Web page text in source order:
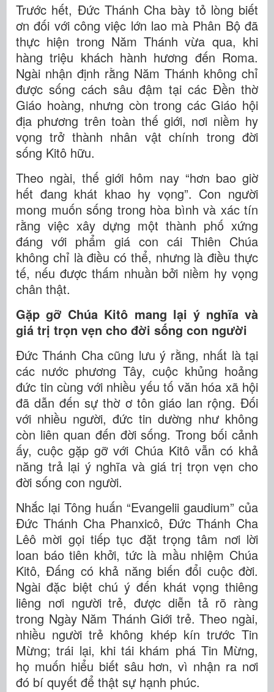
Trước hết, Đức Thánh Cha bày tỏ lòng biết
ơn đối với công việc lớn lao mà Phân Bộ đã
thực hiện trong Năm Thánh vừa qua, khi
hàng triệu khách hành hương đến Roma.
Ngài nhận định rằng Năm Thánh không chỉ
được sống cách sâu đậm tại các Đền thờ
Giáo hoàng, nhưng còn trong các Giáo hội
địa phương trên toàn thế giới, nơi niềm hy
vọng trở thành nhân vật chính trong đời
sống Kitô hữu.
Theo ngài, thế giới hôm nay “hơn bao giờ
hết đang khát khao hy vọng”. Con người
mong muốn sống trong hòa bình và xác tín
rằng việc xây dựng một thành phố xứng
đáng với phẩm giá con cái Thiên Chúa
không chỉ là điều có thể, nhưng là điều thực
tế, nếu được thấm nhuần bởi niềm hy vọng
chân thật.
Gặp gỡ Chúa Kitô mang lại ý nghĩa và
giá trị trọn vẹn cho đời sống con người
Đức Thánh Cha cũng lưu ý rằng, nhất là tại
các nước phương Tây, cuộc khủng hoảng
đức tin cùng với nhiều yếu tố văn hóa xã hội
đã dẫn đến sự thờ ơ tôn giáo lan rộng. Đối
với nhiều người, đức tin dường như không
còn liên quan đến đời sống. Trong bối cảnh
ấy, cuộc gặp gỡ với Chúa Kitô vẫn có khả
năng trả lại ý nghĩa và giá trị trọn vẹn cho
đời sống con người.
Nhắc lại Tông huấn “Evangelii gaudium” của
Đức Thánh Cha Phanxicô, Đức Thánh Cha
Lêô mời gọi tiếp tục đặt trọng tâm nơi lời
loan báo tiên khởi, tức là mầu nhiệm Chúa
Kitô, Đấng có khả năng biến đổi cuộc đời.
Ngài đặc biệt chú ý đến khát vọng thiêng
liêng nơi người trẻ, được diễn tả rõ ràng
trong Ngày Năm Thánh Giới trẻ. Theo ngài,
nhiều người trẻ không khép kín trước Tin
Mừng; trái lại, khi tái khám phá Tin Mừng,
họ muốn hiểu biết sâu hơn, vì nhận ra nơi
đó bí quyết để thật sự hạnh phúc.